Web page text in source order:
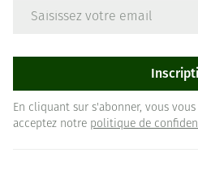
En cliquant sur s'abonner, vous
acceptez notre politique de